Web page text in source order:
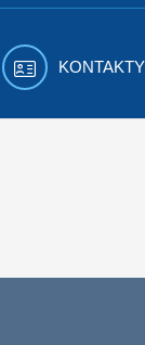
KONTAKTY